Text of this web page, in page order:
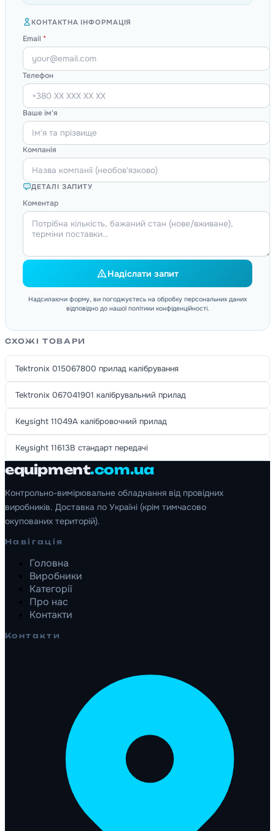
КОНТАКТНА ІНФОРМАЦІЯ
Email *
Телефон
Ваше ім'я
Компанія
ДЕТАЛІ ЗАПИТУ
Коментар
Надіслати запит
Надсилаючи форму, ви погоджуєтесь на обробку персональних даних
відповідно до нашої політики конфіденційності.
СХОЖІ ТОВАРИ
Tektronix 015067800 прилад калібрування
Tektronix 067041901 калібрувальний прилад
Keysight 11049A калібровочний прилад
Keysight 11613B стандарт передачі
equipment.com.ua
Контрольно-вимірювальне обладнання від провідних
виробників. Доставка по Україні (крім тимчасово
окупованих територій).
Навігація
Головна
Виробники
Категорії
Про нас
Контакти
Контакти